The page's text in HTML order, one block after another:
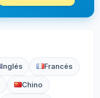
Inglés Francés
Chino